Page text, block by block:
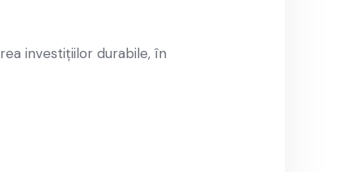
investițiilor durabile, în